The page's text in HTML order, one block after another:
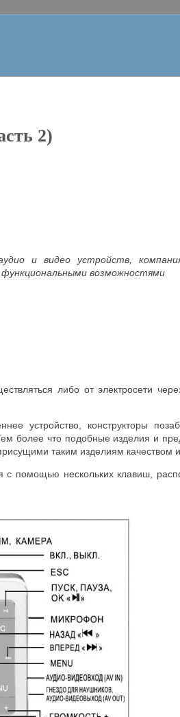
2)
и видео устройств,
возможностями
либо от электросети
устройство, конструкторы
более что подобные изделия и
таким изделиям качеством
с помощью нескольких клавиш,